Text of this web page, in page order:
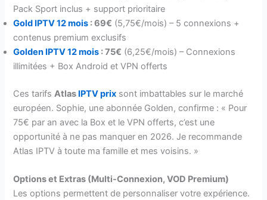
Pack Sport inclus + support prioritaire
Gold IPTV 12 mois : 69€ (5,75€/mois) – 5 connexions +
contenus premium exclusifs
Golden IPTV 12 mois : 75€ (6,25€/mois) – Connexions
illimitées + Box Android et VPN offerts
Ces tarifsAtlas IPTV prix sont imbattables sur le marché
européen. Sophie, une abonnée Golden, confirme : « Pour
75€ par an avec la Box et le VPN offerts, c’est une
opportunité à ne pas manquer en 2026. Je recommande
Atlas IPTV à toute ma famille et mes voisins. »
Options et Extras (Multi-Connexion, VOD Premium)
Les options permettent de personnaliser votre expérience.